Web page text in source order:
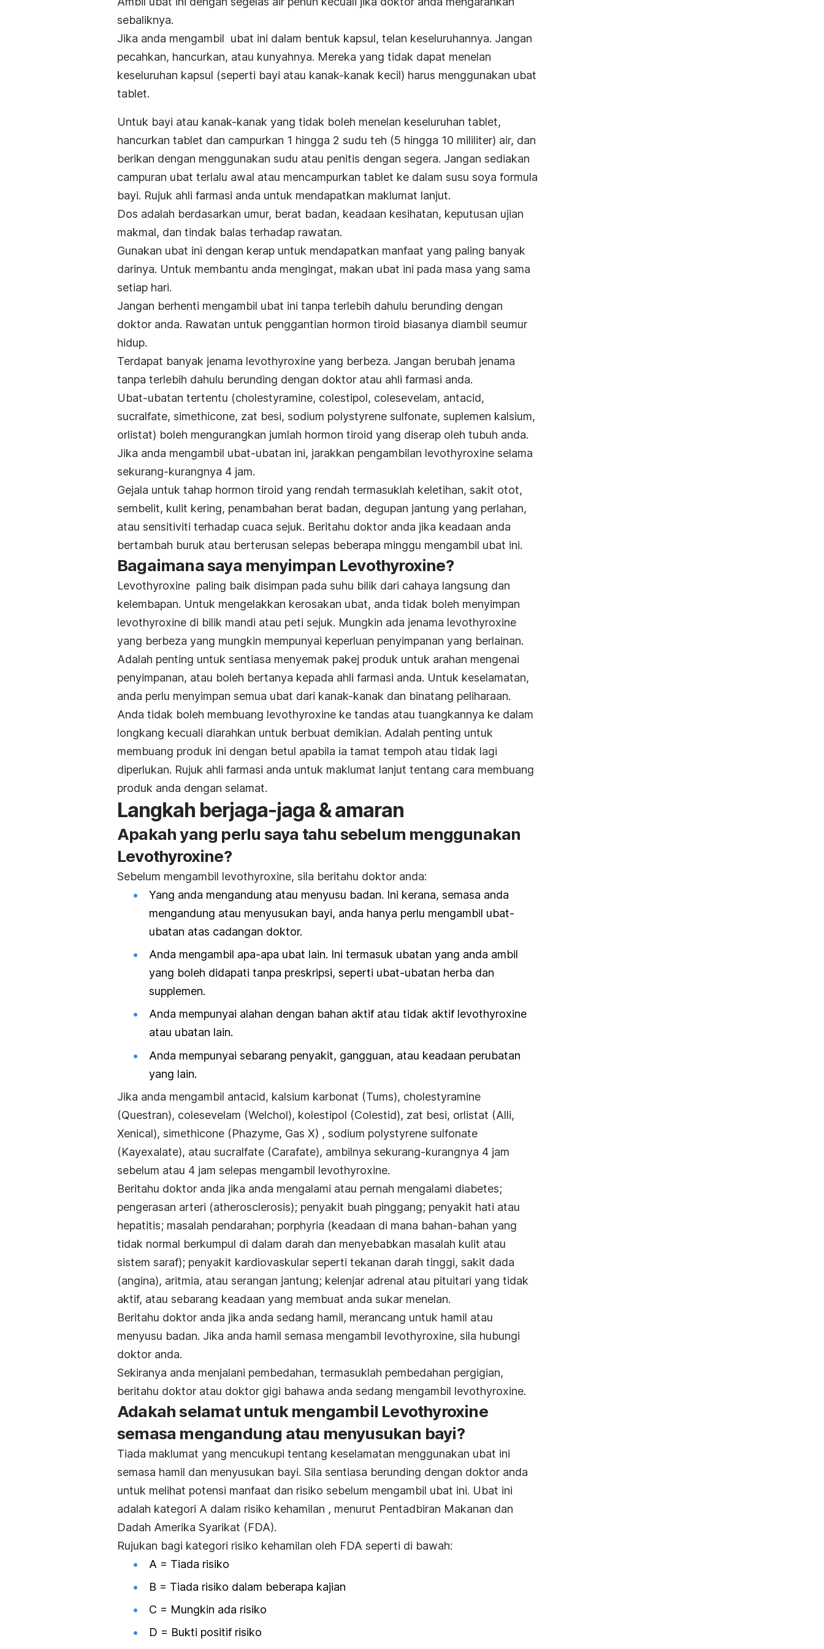
sebaliknya.
Jika anda mengambil ubat ini dalam bentuk kapsul, telan keseluruhannya. Jangan
pecahkan, hancurkan, atau kunyahnya. Mereka yang tidak dapat menelan
keseluruhan kapsul (seperti bayi atau kanak-kanak kecil) harus menggunakan ubat
tablet.
Untuk bayi atau kanak-kanak yang tidak boleh menelan keseluruhan tablet,
hancurkan tablet dan campurkan 1 hingga 2 sudu teh (5 hingga 10 mililiter) air, dan
berikan dengan menggunakan sudu atau penitis dengan segera. Jangan sediakan
campuran ubat terlalu awal atau mencampurkan tablet ke dalam susu soya formula
bayi. Rujuk ahli farmasi anda untuk mendapatkan maklumat lanjut.
Dos adalah berdasarkan umur, berat badan, keadaan kesihatan, keputusan ujian
makmal, dan tindak balas terhadap rawatan.
Gunakan ubat ini dengan kerap untuk mendapatkan manfaat yang paling banyak
darinya. Untuk membantu anda mengingat, makan ubat ini pada masa yang sama
setiap hari.
Jangan berhenti mengambil ubat ini tanpa terlebih dahulu berunding dengan
doktor anda. Rawatan untuk penggantian hormon tiroid biasanya diambil seumur
hidup.
Terdapat banyak jenama levothyroxine yang berbeza. Jangan berubah jenama
tanpa terlebih dahulu berunding dengan doktor atau ahli farmasi anda.
Ubat-ubatan tertentu (cholestyramine, colestipol, colesevelam, antacid,
sucralfate, simethicone, zat besi, sodium polystyrene sulfonate, suplemen kalsium,
orlistat) boleh mengurangkan jumlah hormon tiroid yang diserap oleh tubuh anda.
Jika anda mengambil ubat-ubatan ini, jarakkan pengambilan levothyroxine selama
sekurang-kurangnya 4 jam.
Gejala untuk tahap hormon tiroid yang rendah termasuklah keletihan, sakit otot,
sembelit, kulit kering, penambahan berat badan, degupan jantung yang perlahan,
atau sensitiviti terhadap cuaca sejuk. Beritahu doktor anda jika keadaan anda
bertambah buruk atau berterusan selepas beberapa minggu mengambil ubat ini.
Bagaimana saya menyimpan Levothyroxine?
Levothyroxine paling baik disimpan pada suhu bilik dari cahaya langsung dan
kelembapan. Untuk mengelakkan kerosakan ubat, anda tidak boleh menyimpan
levothyroxine di bilik mandi atau peti sejuk. Mungkin ada jenama levothyroxine
yang berbeza yang mungkin mempunyai keperluan penyimpanan yang berlainan.
Adalah penting untuk sentiasa menyemak pakej produk untuk arahan mengenai
penyimpanan, atau boleh bertanya kepada ahli farmasi anda. Untuk keselamatan,
anda perlu menyimpan semua ubat dari kanak-kanak dan binatang peliharaan.
Anda tidak boleh membuang levothyroxine ke tandas atau tuangkannya ke dalam
longkang kecuali diarahkan untuk berbuat demikian. Adalah penting untuk
membuang produk ini dengan betul apabila ia tamat tempoh atau tidak lagi
diperlukan. Rujuk ahli farmasi anda untuk maklumat lanjut tentang cara membuang
produk anda dengan selamat.
Langkah berjaga-jaga & amaran
Apakah yang perlu saya tahu sebelum menggunakan
Levothyroxine?
Sebelum mengambil levothyroxine, sila beritahu doktor anda:
Yang anda mengandung atau menyusu badan. Ini kerana, semasa anda
mengandung atau menyusukan bayi, anda hanya perlu mengambil ubat-
ubatan atas cadangan doktor.
Anda mengambil apa-apa ubat lain. Ini termasuk ubatan yang anda ambil
yang boleh didapati tanpa preskripsi, seperti ubat-ubatan herba dan
supplemen.
Anda mempunyai alahan dengan bahan aktif atau tidak aktif levothyroxine
atau ubatan lain.
Anda mempunyai sebarang penyakit, gangguan, atau keadaan perubatan
yang lain.
Jika anda mengambil antacid, kalsium karbonat (Tums), cholestyramine
(Questran), colesevelam (Welchol), kolestipol (Colestid), zat besi, orlistat (Alli,
Xenical), simethicone (Phazyme, Gas X) , sodium polystyrene sulfonate
(Kayexalate), atau sucralfate (Carafate), ambilnya sekurang-kurangnya 4 jam
sebelum atau 4 jam selepas mengambil levothyroxine.
Beritahu doktor anda jika anda mengalami atau pernah mengalami diabetes;
pengerasan arteri (atherosclerosis); penyakit buah pinggang; penyakit hati atau
hepatitis; masalah pendarahan; porphyria (keadaan di mana bahan-bahan yang
tidak normal berkumpul di dalam darah dan menyebabkan masalah kulit atau
sistem saraf); penyakit kardiovaskular seperti tekanan darah tinggi, sakit dada
(angina), aritmia, atau serangan jantung; kelenjar adrenal atau pituitari yang tidak
aktif, atau sebarang keadaan yang membuat anda sukar menelan.
Beritahu doktor anda jika anda sedang hamil, merancang untuk hamil atau
menyusu badan. Jika anda hamil semasa mengambil levothyroxine, sila hubungi
doktor anda.
Sekiranya anda menjalani pembedahan, termasuklah pembedahan pergigian,
beritahu doktor atau doktor gigi bahawa anda sedang mengambil levothyroxine.
Adakah selamat untuk mengambil Levothyroxine
semasa mengandung atau menyusukan bayi?
Tiada maklumat yang mencukupi tentang keselamatan menggunakan ubat ini
semasa hamil dan menyusukan bayi. Sila sentiasa berunding dengan doktor anda
untuk melihat potensi manfaat dan risiko sebelum mengambil ubat ini. Ubat ini
adalah kategori A dalam risiko kehamilan , menurut Pentadbiran Makanan dan
Dadah Amerika Syarikat (FDA).
Rujukan bagi kategori risiko kehamilan oleh FDA seperti di bawah:
A = Tiada risiko
B = Tiada risiko dalam beberapa kajian
C = Mungkin ada risiko
D = Bukti positif risiko